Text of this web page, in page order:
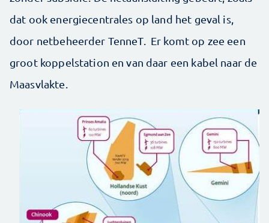
dat ook energiecentrales op land het geval is,
door netbeheerder TenneT. Er komt op zee een
groot koppelstation en van daar een kabel naar de
Maasvlakte.